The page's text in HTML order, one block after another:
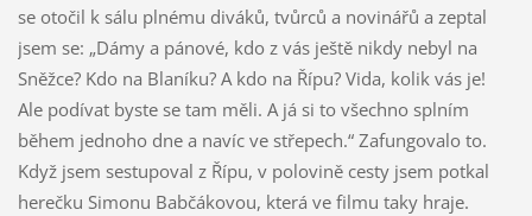
se otočil k sálu plnému diváků, tvůrců a novinářů a zeptal
jsem se: „Dámy a pánové, kdo z vás ještě nikdy nebyl na
Sněžce? Kdo na Blaníku? A kdo na Řípu? Vida, kolik vás je!
Ale podívat byste se tam měli. A já si to všechno splním
během jednoho dne a navíc ve střepech.“ Zafungovalo to.
Když jsem sestupoval z Řípu, v polovině cesty jsem potkal
herečku Simonu Babčákovou, která ve filmu taky hraje.